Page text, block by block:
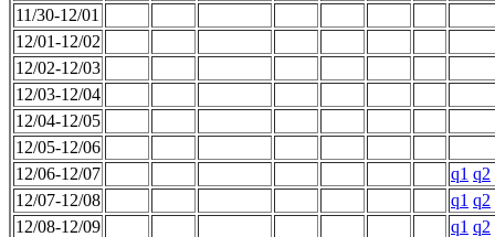
11/30-12/01
12/01-12/02
12/02-12/03
12/03-12/04
12/04-12/05
12/05-12/06
12/06-12/07
q1 q2
12/07-12/08
q1 q2
12/08-12/09
q1 q2